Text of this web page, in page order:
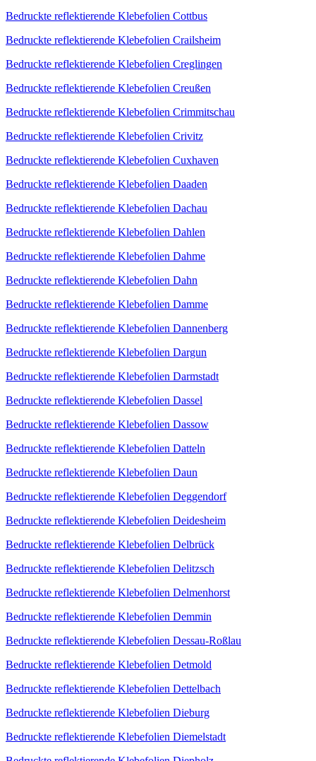
Bedruckte reflektierende Klebefolien Cottbus
Bedruckte reflektierende Klebefolien Crailsheim
Bedruckte reflektierende Klebefolien Creglingen
Bedruckte reflektierende Klebefolien Creußen
Bedruckte reflektierende Klebefolien Crimmitschau
Bedruckte reflektierende Klebefolien Crivitz
Bedruckte reflektierende Klebefolien Cuxhaven
Bedruckte reflektierende Klebefolien Daaden
Bedruckte reflektierende Klebefolien Dachau
Bedruckte reflektierende Klebefolien Dahlen
Bedruckte reflektierende Klebefolien Dahme
Bedruckte reflektierende Klebefolien Dahn
Bedruckte reflektierende Klebefolien Damme
Bedruckte reflektierende Klebefolien Dannenberg
Bedruckte reflektierende Klebefolien Dargun
Bedruckte reflektierende Klebefolien Darmstadt
Bedruckte reflektierende Klebefolien Dassel
Bedruckte reflektierende Klebefolien Dassow
Bedruckte reflektierende Klebefolien Datteln
Bedruckte reflektierende Klebefolien Daun
Bedruckte reflektierende Klebefolien Deggendorf
Bedruckte reflektierende Klebefolien Deidesheim
Bedruckte reflektierende Klebefolien Delbrück
Bedruckte reflektierende Klebefolien Delitzsch
Bedruckte reflektierende Klebefolien Delmenhorst
Bedruckte reflektierende Klebefolien Demmin
Bedruckte reflektierende Klebefolien Dessau-Roßlau
Bedruckte reflektierende Klebefolien Detmold
Bedruckte reflektierende Klebefolien Dettelbach
Bedruckte reflektierende Klebefolien Dieburg
Bedruckte reflektierende Klebefolien Diemelstadt